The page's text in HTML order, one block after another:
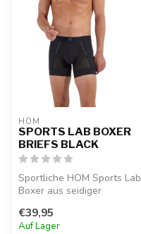
HOM
SPORTS LAB BOXER
BRIEFS BLACK
Sportliche HOM Sports Lab
Boxer aus seidiger
CeraVida-Fres...
€39,95
Auf Lager